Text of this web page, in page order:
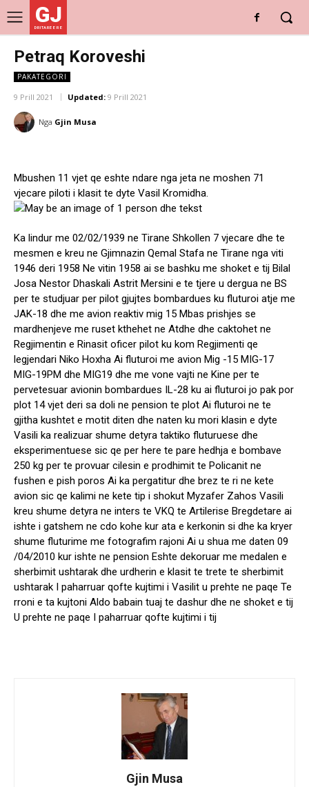
GJ
DRITARE E RE
Petraq Koroveshi
PAKATEGORI
9 Prill 2021 Updated: 9 Prill 2021
Nga Gjin Musa
Mbushen 11 vjet qe eshte ndare nga jeta ne moshen 71
vjecare piloti i klasit te dyte Vasil Kromidha.
Ka lindur me 02/02/1939 ne Tirane Shkollen 7 vjecare dhe te
mesmen e kreu ne Gjimnazin Qemal Stafa ne Tirane nga viti
1946 deri 1958 Ne vitin 1958 ai se bashku me shoket e tij Bilal
Josa Nestor Dhaskali Astrit Mersini e te tjere u dergua ne BS
per te studjuar per pilot gjujtes bombardues ku fluturoi atje me
JAK-18 dhe me avion reaktiv mig 15 Mbas prishjes se
mardhenjeve me ruset kthehet ne Atdhe dhe caktohet ne
Regjimentin e Rinasit oficer pilot ku kom Regjimenti qe
legjendari Niko Hoxha Ai fluturoi me avion Mig -15 MIG-17
MIG-19PM dhe MIG19 dhe me vone vajti ne Kine per te
pervetesuar avionin bombardues IL-28 ku ai fluturoi jo pak por
plot 14 vjet deri sa doli ne pension te plot Ai fluturoi ne te
gjitha kushtet e motit diten dhe naten ku mori klasin e dyte
Vasili ka realizuar shume detyra taktiko fluturuese dhe
eksperimentuese sic qe per here te pare hedhja e bombave
250 kg per te provuar cilesin e prodhimit te Policanit ne
fushen e pish poros Ai ka pergatitur dhe brez te ri ne kete
avion sic qe kalimi ne kete tip i shokut Myzafer Zahos Vasili
kreu shume detyra ne inters te VKQ te Artilerise Bregdetare ai
ishte i gatshem ne cdo kohe kur ata e kerkonin si dhe ka kryer
shume fluturime me fotografim rajoni Ai u shua me daten 09
/04/2010 kur ishte ne pension Eshte dekoruar me medalen e
sherbimit ushtarak dhe urdherin e klasit te trete te sherbimit
ushtarak I paharruar qofte kujtimi i Vasilit u prehte ne paqe Te
rroni e ta kujtoni Aldo babain tuaj te dashur dhe ne shoket e tij
U prehte ne paqe I paharruar qofte kujtimi i tij
Gjin Musa